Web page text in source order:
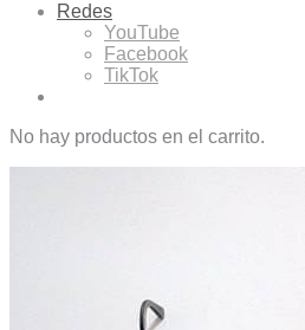
Redes
YouTube
Facebook
TikTok
No hay productos en el carrito.